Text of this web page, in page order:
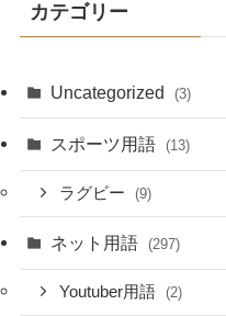
カテゴリー
Uncategorized (3)
スポーツ用語 (13)
ラグビー (9)
ネット用語 (297)
Youtuber用語 (2)